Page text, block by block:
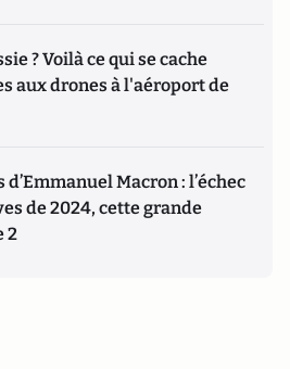
? Voilà ce qui se cache
aux drones à l'aéroport de
Macron : l’échec
de 2024, cette grande
2